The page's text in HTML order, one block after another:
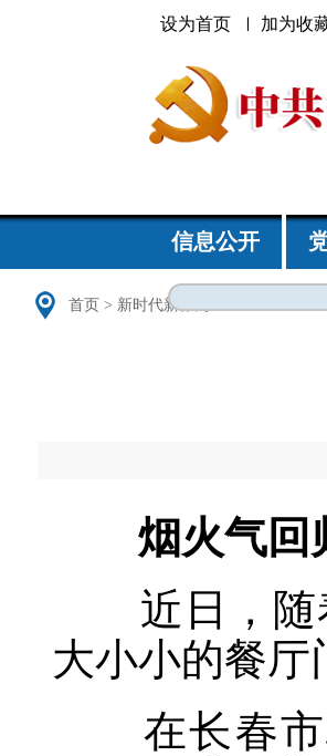
设为首页 加为收
信息公开
首页 > 新时代新作为
烟火气回归
近日，随着
大小小的餐厅
在长春市